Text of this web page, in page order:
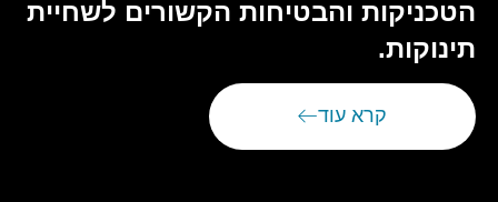
הטכניקות והבטיחות הקשורים לשחיית
תינוקות.
קרא עוד